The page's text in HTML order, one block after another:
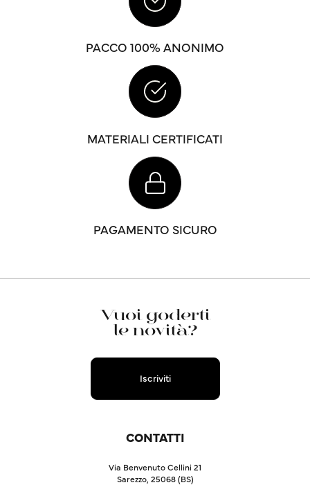
PACCO 100% ANONIMO
MATERIALI CERTIFICATI
PAGAMENTO SICURO
Vuoi goderti
le novità?
Iscriviti
CONTATTI
Via Benvenuto Cellini 21
Sarezzo, 25068 (BS)